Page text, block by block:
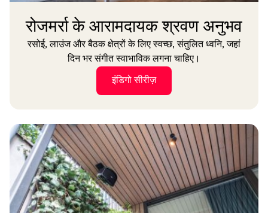
रोजमर्रा के आरामदायक श्रवण अनुभव
रसोई, लाउंज और बैठक क्षेत्रों के लिए स्वच्छ, संतुलित ध्वनि, जहां
दिन भर संगीत स्वाभाविक लगना चाहिए।
इंडिगो सीरीज़